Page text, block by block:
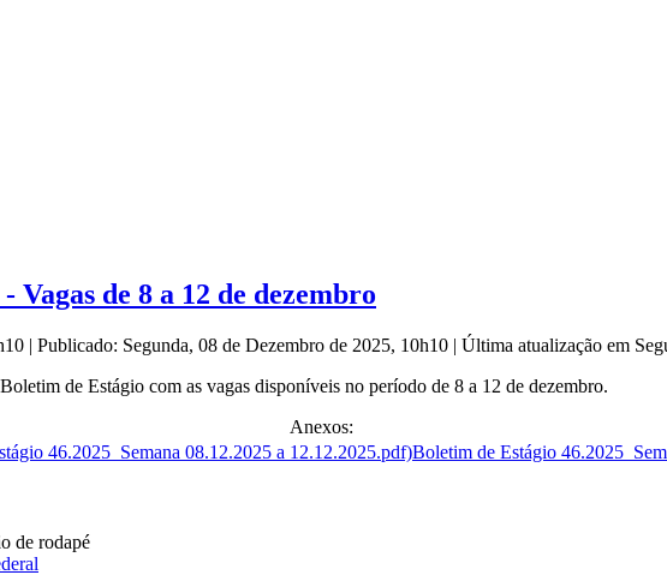
Vagas de 8 a 12 de dezembro
| Publicado: Segunda, 08 de Dezembro de 2025, 10h10 | Última atualização em
de Estágio com as vagas disponíveis no período de 8 a 12 de dezembro.
Anexos:
Boletim de Estágio
de rodapé